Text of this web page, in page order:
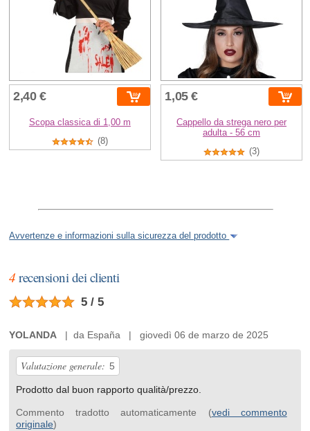
2,40 €
Scopa classica di 1,00 m
(8)
1,05 €
Cappello da strega nero per
adulta - 56 cm
(3)
Avvertenze e informazioni sulla sicurezza del prodotto
4 recensioni dei clienti
5 / 5
YOLANDA | da España | giovedì 06 de marzo de 2025
Valutazione generale: 5
Prodotto dal buon rapporto qualità/prezzo.
Commento tradotto automaticamente (vedi commento
originale)